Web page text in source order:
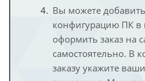
Вы можете
конфигурацию ПК в
оформить заказ на
самостоятельно. В
заказу укажите